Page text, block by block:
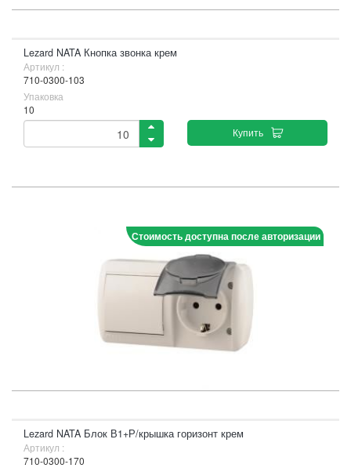
Lezard NATA Кнопка звонка крем
Артикул :
710-0300-103
Упаковка
10
Купить
Стоимость доступна после авторизации
Lezard NATA Блок В1+Р/крышка горизонт крем
Артикул :
710-0300-170